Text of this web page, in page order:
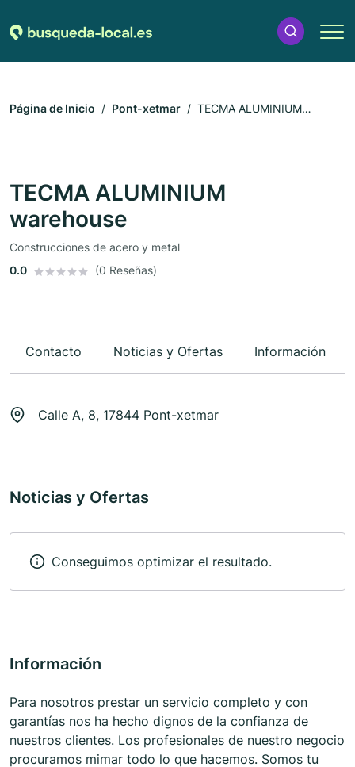
Página de Inicio Pont-xetmar
TECMA ALUMINIUM
TECMA ALUMINIUM
warehouse
Construcciones de acero y metal
0.0
(0 Reseñas)
Contacto Noticias y Ofertas Información
Calle A, 8, 17844 Pont-xetmar
Noticias y Ofertas
Conseguimos optimizar el resultado.
Información
Para nosotros prestar un servicio completo y con
garantías nos ha hecho dignos de la confianza de
nuestros clientes. Los profesionales de nuestro negocio
procuramos mimar todo lo que hacemos. Somos tu